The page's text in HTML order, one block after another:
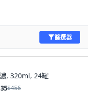
篩選器
, 320ml, 24罐
$456